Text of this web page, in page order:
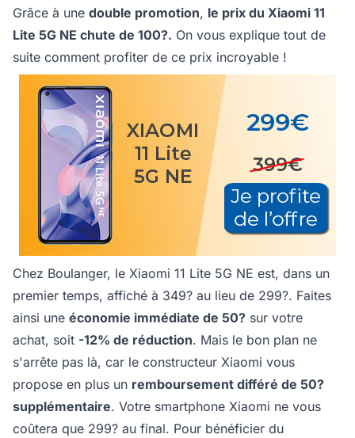
Grâce à une double promotion, le prix du Xiaomi 11
Lite 5G NE chute de 100?. On vous explique tout de
suite comment profiter de ce prix incroyable !
Chez Boulanger, le Xiaomi 11 Lite 5G NE est, dans un
premier temps, affiché à 349? au lieu de 299?. Faites
ainsi une économie immédiate de 50? sur votre
achat, soit -12% de réduction. Mais le bon plan ne
s'arrête pas là, car le constructeur Xiaomi vous
propose en plus un remboursement différé de 50?
supplémentaire. Votre smartphone Xiaomi ne vous
coûtera que 299? au final. Pour bénéficier du